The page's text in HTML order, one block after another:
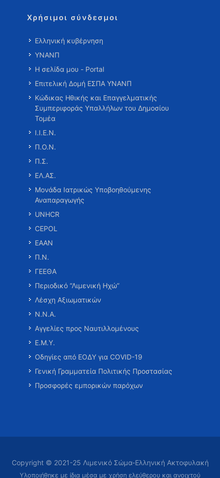
Χρήσιμοι σύνδεσμοι
Ελληνική κυβέρνηση
ΥΝΑΝΠ
Η σελίδα μου - Portal
Επιτελική Δομή ΕΣΠΑ ΥΝΑΝΠ
Κώδικας Ηθικής και Επαγγελματικής
Συμπεριφοράς Υπαλλήλων του Δημοσίου
Τομέα
Ι.Ι.Ε.Ν.
Π.Ο.Ν.
Π.Σ.
ΕΛ.ΑΣ.
Μονάδα Ιατρικώς Υποβοηθούμενης
Αναπαραγωγής
UNHCR
CEPOL
ΕΑΑΝ
Π.Ν.
ΓΕΕΘΑ
Περιοδικό “Λιμενική Ηχώ”
Λέσχη Αξιωματικών
Ν.Ν.Α.
Αγγελίες προς Ναυτιλλομένους
Ε.Μ.Υ.
Οδηγίες από ΕΟΔΥ για COVID-19
Γενική Γραμματεία Πολιτικής Προστασίας
Προσφορές εμπορικών παρόχων
Copyright © 2021-25 Λιμενικό Σώμα-Ελληνική Ακτοφυλακή
Υλοποιήθηκε με ίδια μέσα με χρήση ελεύθερου και ανοιχτού